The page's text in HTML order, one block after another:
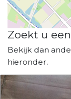
Zoekt u
Bekijk dan
hieronder.